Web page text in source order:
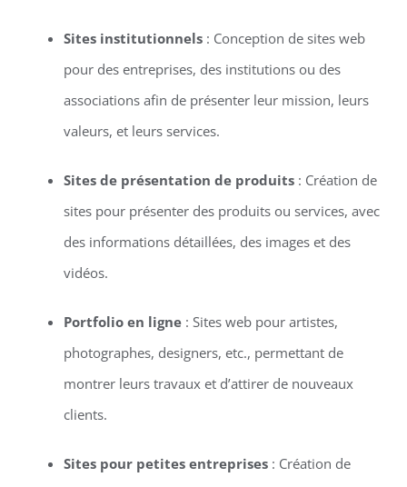
Sites institutionnels: Conception de sites web
pour des entreprises, des institutions ou des
associations afin de présenter leur mission, leurs
valeurs, et leurs services.
Sites de présentation de produits: Création de
sites pour présenter des produits ou services, avec
des informations détaillées, des images et des
vidéos.
Portfolio en ligne: Sites web pour artistes,
photographes, designers, etc., permettant de
montrer leurs travaux et d’attirer de nouveaux
clients.
Sites pour petites entreprises: Création de